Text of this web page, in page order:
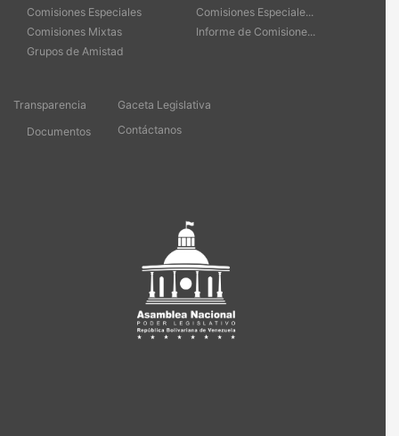
Comisiones Especiales
Comisiones Mixtas
Grupos de Amistad
Comisiones Especiale...
Informe de Comisione...
Transparencia
Documentos
Gaceta Legislativa
Contáctanos